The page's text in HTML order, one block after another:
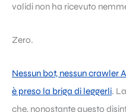
validi non ha ricevuto
Zero.
Nessun bot, nessun crawler
è preso la briga di leggerli.
che, nonostante questo